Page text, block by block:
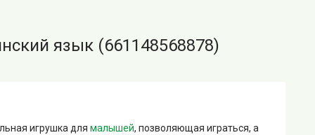
язык (661148568878)
игрушка для малышей, позволяющая играться, а